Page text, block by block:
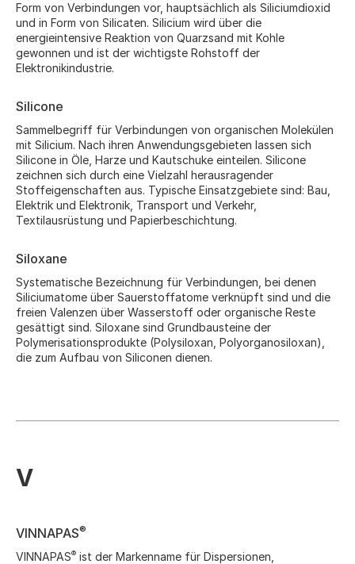
Form von Verbindungen vor, hauptsächlich als Siliciumdioxid
und in Form von Silicaten. Silicium wird über die
energieintensive Reaktion von Quarzsand mit Kohle
gewonnen und ist der wichtigste Rohstoff der
Elektronikindustrie.
Silicone
Sammelbegriff für Verbindungen von organischen Molekülen
mit Silicium. Nach ihren Anwendungsgebieten lassen sich
Silicone in Öle, Harze und Kautschuke einteilen. Silicone
zeichnen sich durch eine Vielzahl herausragender
Stoffeigenschaften aus. Typische Einsatzgebiete sind: Bau,
Elektrik und Elektronik, Transport und Verkehr,
Textilausrüstung und Papierbeschichtung.
Siloxane
Systematische Bezeichnung für Verbindungen, bei denen
Siliciumatome über Sauerstoffatome verknüpft sind und die
freien Valenzen über Wasserstoff oder organische Reste
gesättigt sind. Siloxane sind Grundbausteine der
Polymerisationsprodukte (Polysiloxan, Polyorganosiloxan),
die zum Aufbau von Siliconen dienen.
V
VINNAPAS®
VINNAPAS® ist der Markenname für Dispersionen,